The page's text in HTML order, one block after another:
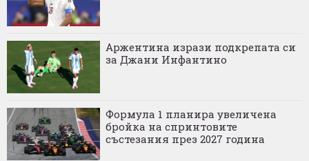
Аржентина изрази подкрепата си
за Джани Инфантино
Формула 1 планира увеличена
бройка на спринтовите
състезания през 2027 година